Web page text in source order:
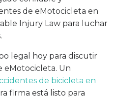
de eMotocicleta en
Injury Law para luchar
legal hoy para discutir
eMotocicleta. Un
de bicicleta en
firma está listo para